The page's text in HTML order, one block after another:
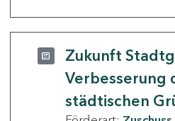
Zukunft
Verbesserung
städtischen